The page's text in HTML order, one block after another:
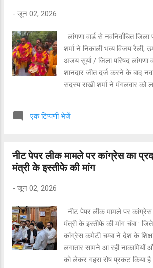
जिसका परिणाम आज पूरे प्रदेश के
निगमों में से तीन — मंडी,
ने शानदार विजय प्राप्त कर स्पष्ट
वहीं पंचायती राज संस्थाओं के
- जून 02, 2026
लांगणा वार्ड से नवनिर्वाचित
शर्मा ने निकाली भव्य विजय रैली,
अजय सूर्या / जिला परिषद लांगणा
शानदार जीत दर्ज करने के बाद
सदस्य राखी शर्मा ने मंगलवार
और हजारों की संख्या में समर्थक
ने राखी शर्मा का फूल-मालाओं से
रैली के दौरान कार्यकर्ताओं में भारी
में निर्दलीय प्रत्याशी राखी शर्मा
प्रत्याशी रजनी ठाकुर को
हासिल की है। इस जीत के बाद से
क्षेत्रवासियों में जश्न का माहौल
उपरांत मीडिया से बातचीत करते हुए
एक टिप्पणी भेजें
नीट पेपर लीक मामले पर कांग्रेस का
मंत्री के इस्तीफे की मांग
- जून 02, 2026
नीट पेपर लीक मामले पर कांग्रेस
मंत्री के इस्तीफे की मांग चंबा :
कांग्रेस कमेटी चम्बा ने देश के
लगातार सामने आ रही नाकामियों
को लेकर गहरा रोष प्रकट किया